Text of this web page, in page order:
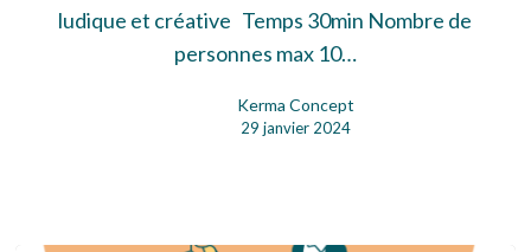
ludique et créative Temps 30min Nombre de
personnes max 10…
Kerma Concept
29 janvier 2024